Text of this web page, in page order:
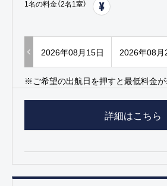
1名の料金（2名1室）
2026年08月15日 2026年08月
※ご希望の出航日を押すと最低料金
詳細はこちら